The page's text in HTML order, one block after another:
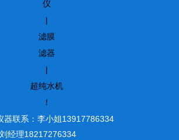
仪
|
滤膜
滤器
|
超纯水机
！
器联系：李小姐13917786334
经理18217276334